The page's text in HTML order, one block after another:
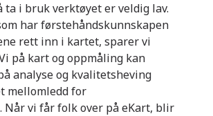
ta i bruk verktøyet er veldig lav.
har førstehåndskunnskapen
rett inn i kartet, sparer vi
på kart og oppmåling kan
analyse og kvalitetsheving
mellomledd for
Når vi får folk over på eKart, blir